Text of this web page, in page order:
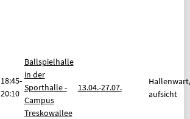
18:45-
20:10
Ballspielhalle
in der
Sporthalle -
Campus
Treskowallee
13.04.-27.07.
aufsicht
BELIEBTE SEITEN
SPORTKURSE NACH ALPHABET
SPORTKURSE NACH KATEGORIEN